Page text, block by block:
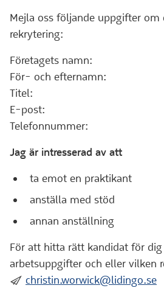
Mejla oss följande uppgifter om
rekrytering:
Företagets namn:
För- och efternamn:
Titel:
E-post:
Telefonnummer:
Jag är intresserad av att
ta emot en praktikant
anställa med stöd
annan anställning
För att hitta rätt kandidat för dig
arbetsuppgifter och eller vilken
:skicka: christin.worwick@lidingo.se